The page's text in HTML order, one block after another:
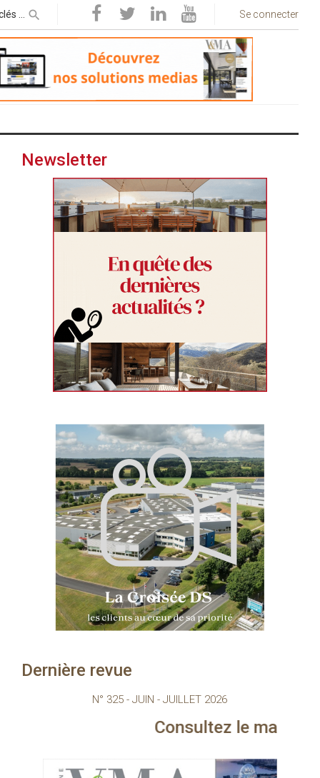
Se connecter
Newsletter
Dernière revue
N° 325 - JUIN - JUILLET 2026
Consultez le magazine